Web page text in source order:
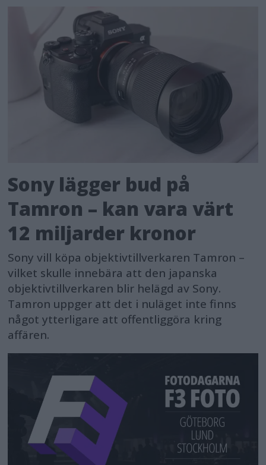
Sony lägger bud på
Tamron – kan vara värt
12 miljarder kronor
Sony vill köpa objektivtillverkaren Tamron –
vilket skulle innebära att den japanska
objektivtillverkaren blir helägd av Sony.
Tamron uppger att det i nuläget inte finns
något ytterligare att offentliggöra kring
affären.